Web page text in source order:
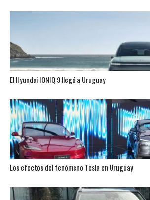
El Hyundai IONIQ 9 llegó a Uruguay
Los efectos del fenómeno Tesla en Uruguay